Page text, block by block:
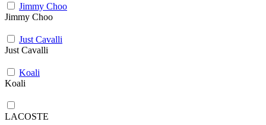
Jimmy Choo
Jimmy Choo
Just Cavalli
Just Cavalli
Koali
Koali
LACOSTE